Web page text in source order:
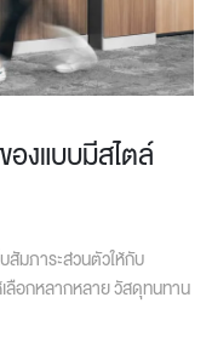
องแบบมีสไตล์
มภาระส่วนตัวให้กับ
ลือกหลากหลาย วัสดุทนทาน